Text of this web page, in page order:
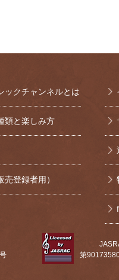
ックチャンネルとは
類と楽しみ方
登録者用）
第